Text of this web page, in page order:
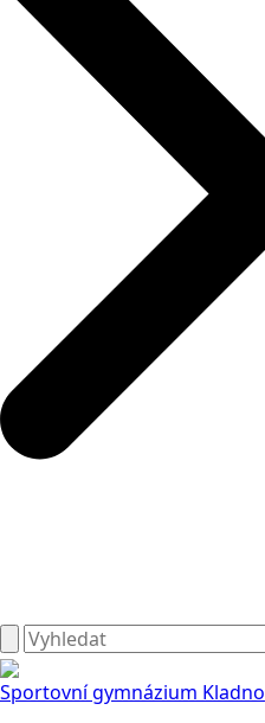
Sportovní gymnázium Kladno